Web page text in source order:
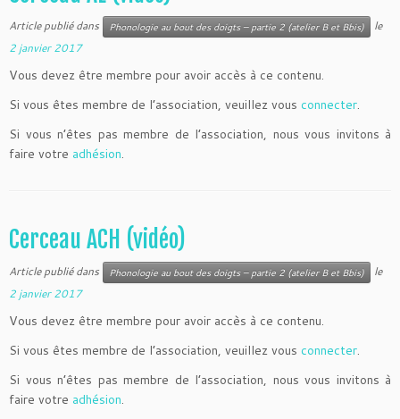
Article publié dans Phonologie au bout des doigts – partie 2 (atelier B et Bbis)
le
2 janvier 2017
Vous devez être membre pour avoir accès à ce contenu.
Si vous êtes membre de l’association, veuillez vous connecter.
Si vous n’êtes pas membre de l’association, nous vous invitons à
faire votre adhésion.
Cerceau ACH (vidéo)
Article publié dans Phonologie au bout des doigts – partie 2 (atelier B et Bbis)
le
2 janvier 2017
Vous devez être membre pour avoir accès à ce contenu.
Si vous êtes membre de l’association, veuillez vous connecter.
Si vous n’êtes pas membre de l’association, nous vous invitons à
faire votre adhésion.